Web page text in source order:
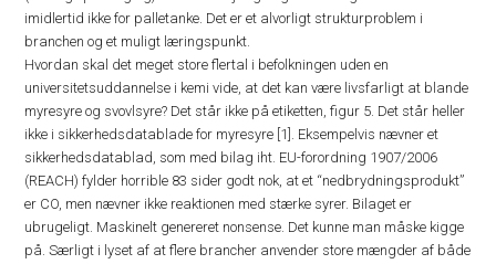
imidlertid ikke for palletanke. Det er et alvorligt strukturproblem i
branchen og et muligt læringspunkt.
Hvordan skal det meget store flertal i befolkningen uden en
universitetsuddannelse i kemi vide, at det kan være livsfarligt at blande
myresyre og svovlsyre? Det står ikke på etiketten, figur 5. Det står heller
ikke i sikkerhedsdatablade for myresyre [1]. Eksempelvis nævner et
sikkerhedsdatablad, som med bilag iht. EU-forordning 1907/2006
(REACH) fylder horrible 83 sider godt nok, at et “nedbrydningsprodukt”
er CO, men nævner ikke reaktionen med stærke syrer. Bilaget er
ubrugeligt. Maskinelt genereret nonsense. Det kunne man måske kigge
på. Særligt i lyset af at flere brancher anvender store mængder af både